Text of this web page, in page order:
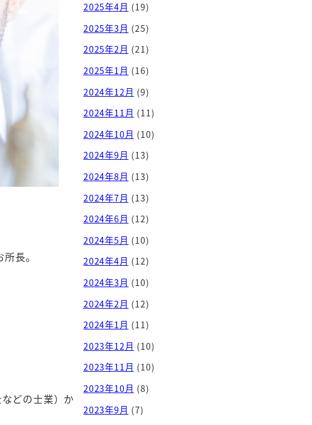
長。
どの士業）か
2025年4月 (19)
2025年3月 (25)
2025年2月 (21)
2025年1月 (16)
2024年12月 (9)
2024年11月 (11)
2024年10月 (10)
2024年9月 (13)
2024年8月 (13)
2024年7月 (13)
2024年6月 (12)
2024年5月 (10)
2024年4月 (12)
2024年3月 (10)
2024年2月 (12)
2024年1月 (11)
2023年12月 (10)
2023年11月 (10)
2023年10月 (8)
2023年9月 (7)